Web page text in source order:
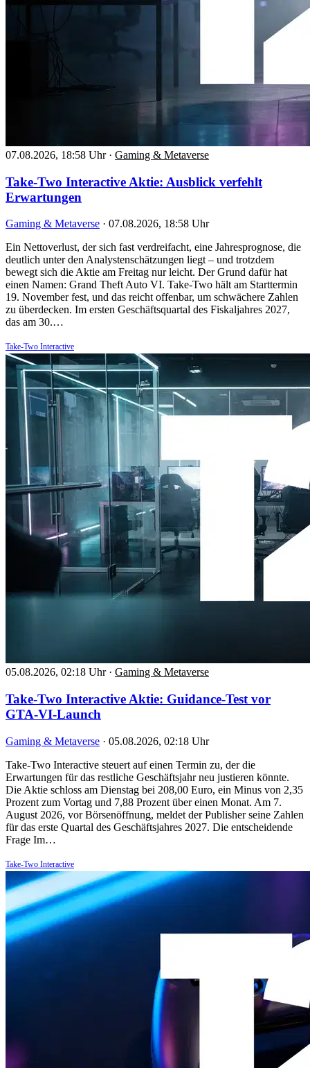
07.08.2026, 18:58 Uhr · Gaming & Metaverse
Take-Two Interactive Aktie: Ausblick verfehlt
Erwartungen
Gaming & Metaverse · 07.08.2026, 18:58 Uhr
Ein Nettoverlust, der sich fast verdreifacht, eine Jahresprognose, die
deutlich unter den Analystenschätzungen liegt – und trotzdem
bewegt sich die Aktie am Freitag nur leicht. Der Grund dafür hat
einen Namen: Grand Theft Auto VI. Take-Two hält am Starttermin
19. November fest, und das reicht offenbar, um schwächere Zahlen
zu überdecken. Im ersten Geschäftsquartal des Fiskaljahres 2027,
das am 30.…
Take-Two Interactive
05.08.2026, 02:18 Uhr · Gaming & Metaverse
Take-Two Interactive Aktie: Guidance-Test vor
GTA-VI-Launch
Gaming & Metaverse · 05.08.2026, 02:18 Uhr
Take-Two Interactive steuert auf einen Termin zu, der die
Erwartungen für das restliche Geschäftsjahr neu justieren könnte.
Die Aktie schloss am Dienstag bei 208,00 Euro, ein Minus von 2,35
Prozent zum Vortag und 7,88 Prozent über einen Monat. Am 7.
August 2026, vor Börsenöffnung, meldet der Publisher seine Zahlen
für das erste Quartal des Geschäftsjahres 2027. Die entscheidende
Frage Im…
Take-Two Interactive